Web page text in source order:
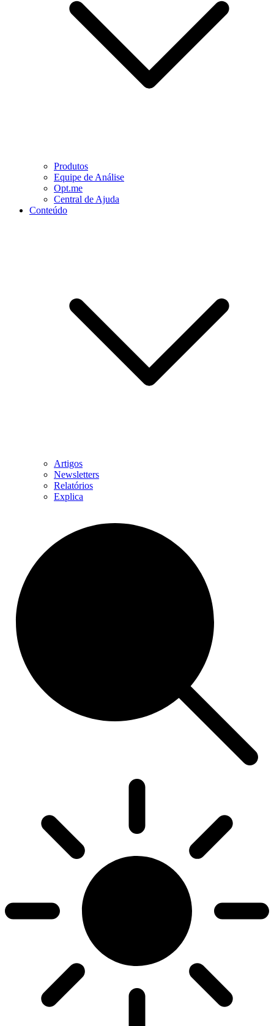
Produtos
Equipe de Análise
Opt.me
Central de Ajuda
Conteúdo
Artigos
Newsletters
Relatórios
Explica